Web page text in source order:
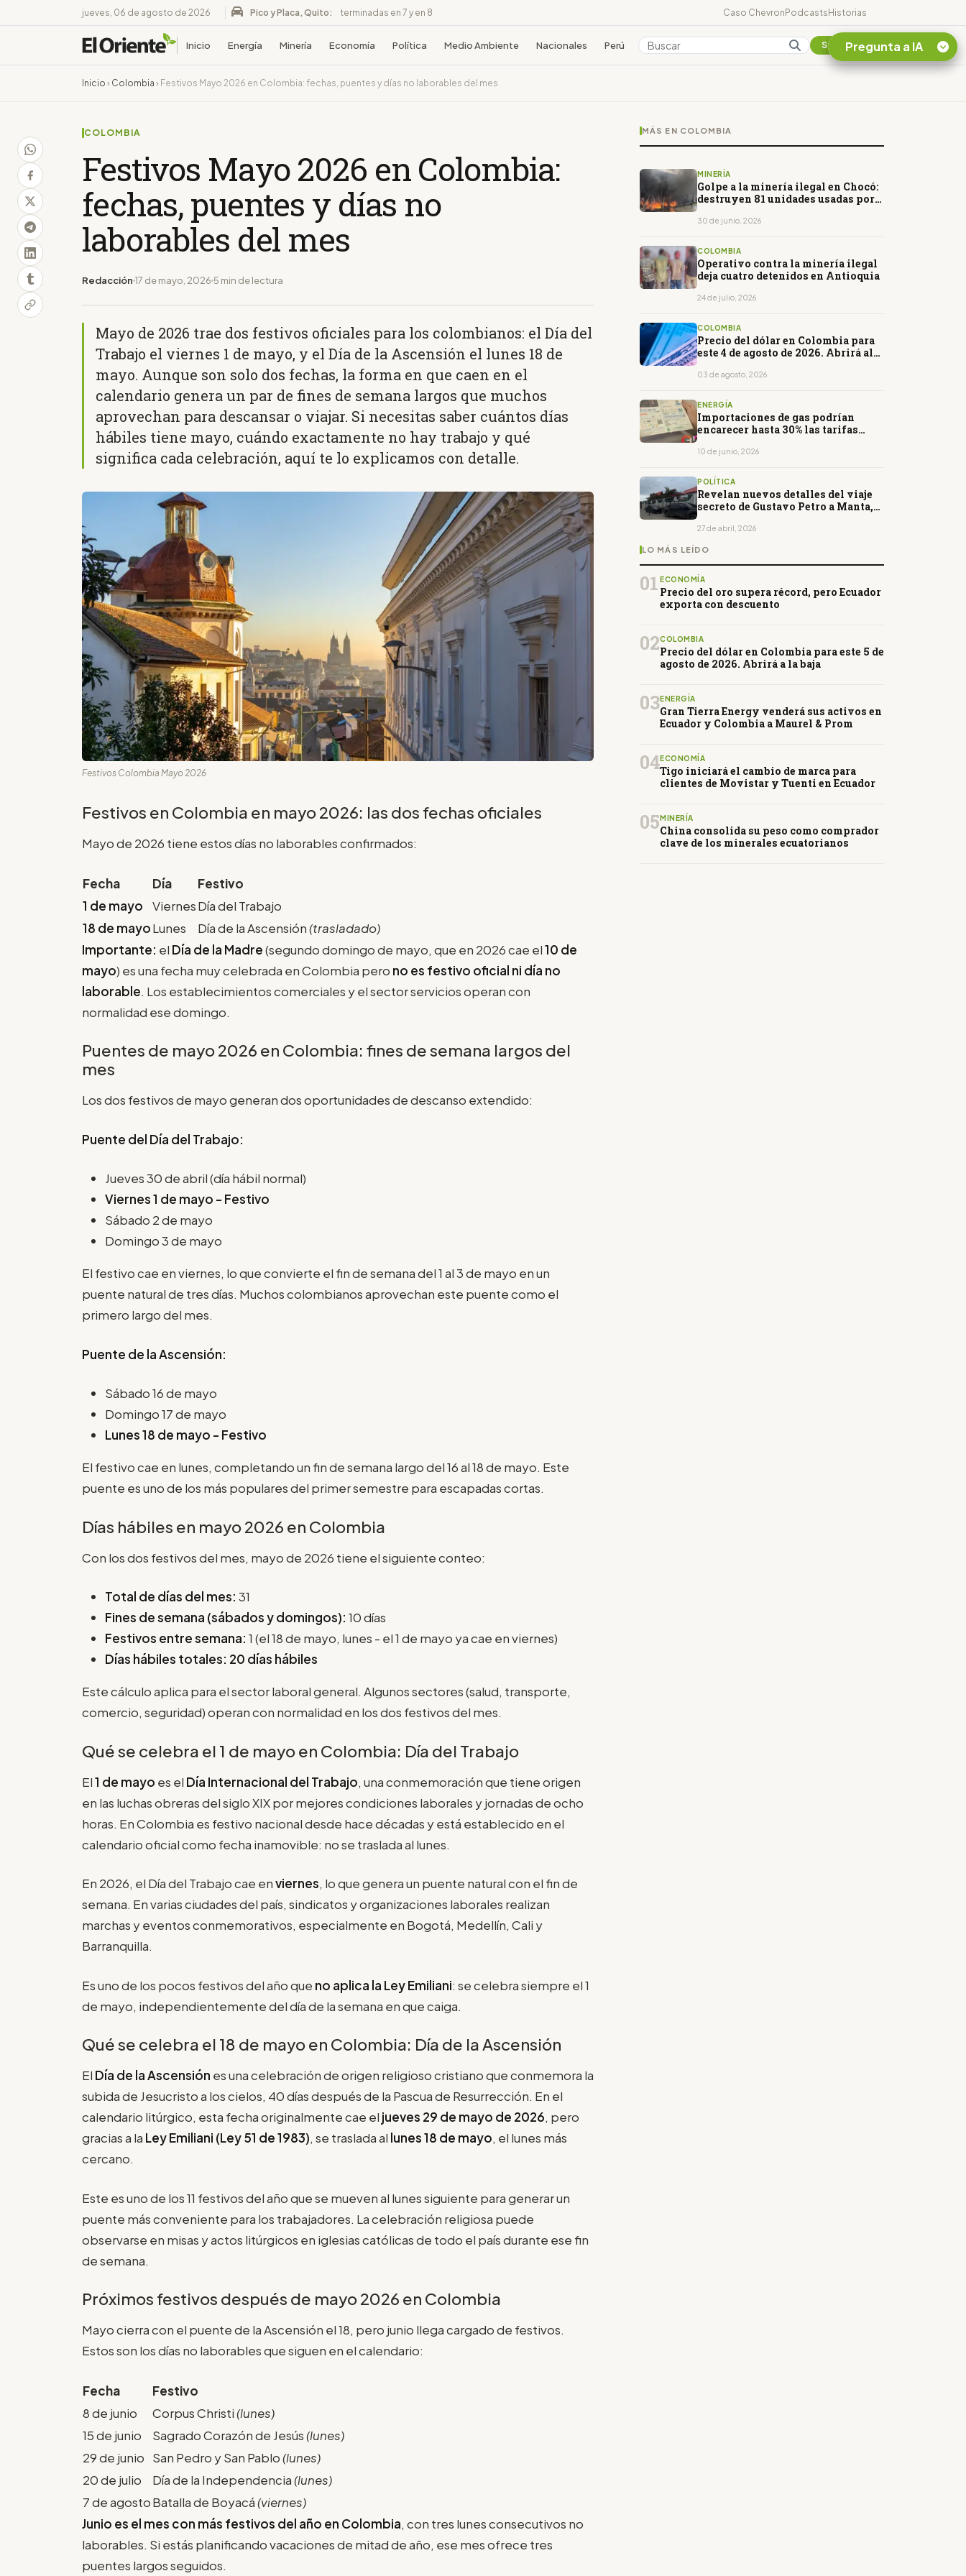
jueves, 06 de agosto de 2026 Pico y Placa, Quito: terminadas en 7 y en 8 Caso ChevronPodcastsHistorias
Inicio Energía Minería Economía Política Medio Ambiente Nacionales Perú Colombia Suscribirse
Inicio › Colombia › Festivos Mayo 2026 en Colombia: fechas, puentes y días no laborables del mes
COLOMBIA
Festivos Mayo 2026 en Colombia:
fechas, puentes y días no
laborables del mes
Redacción 17 de mayo, 2026 5 min de lectura
Mayo de 2026 trae dos festivos oficiales para los colombianos: el Día del
Trabajo el viernes 1 de mayo, y el Día de la Ascensión el lunes 18 de
mayo. Aunque son solo dos fechas, la forma en que caen en el
calendario genera un par de fines de semana largos que muchos
aprovechan para descansar o viajar. Si necesitas saber cuántos días
hábiles tiene mayo, cuándo exactamente no hay trabajo y qué
significa cada celebración, aquí te lo explicamos con detalle.
Festivos Colombia Mayo 2026
Festivos en Colombia en mayo 2026: las dos fechas oficiales
Mayo de 2026 tiene estos días no laborables confirmados:
Fecha Día
Festivo
1 de mayo
ViernesDía del Trabajo
18 de mayoLunes Día de la Ascensión(trasladado)
Importante: el Día de la Madre(segundo domingo de mayo, que en 2026 cae el10 de
mayo) es una fecha muy celebrada en Colombia pero no es festivo oficial ni día no
laborable. Los establecimientos comerciales y el sector servicios operan con
normalidad ese domingo.
Puentes de mayo 2026 en Colombia: fines de semana largos del
mes
Los dos festivos de mayo generan dos oportunidades de descanso extendido:
Puente del Día del Trabajo:
Jueves 30 de abril (día hábil normal)
Viernes 1 de mayo - Festivo
Sábado 2 de mayo
Domingo 3 de mayo
El festivo cae en viernes, lo que convierte el fin de semana del 1 al 3 de mayo en un
puente natural de tres días. Muchos colombianos aprovechan este puente como el
primero largo del mes.
Puente de la Ascensión:
Sábado 16 de mayo
Domingo 17 de mayo
Lunes 18 de mayo - Festivo
El festivo cae en lunes, completando un fin de semana largo del 16 al 18 de mayo. Este
puente es uno de los más populares del primer semestre para escapadas cortas.
Días hábiles en mayo 2026 en Colombia
Con los dos festivos del mes, mayo de 2026 tiene el siguiente conteo:
Total de días del mes: 31
Fines de semana (sábados y domingos): 10 días
Festivos entre semana: 1 (el 18 de mayo, lunes - el 1 de mayo ya cae en viernes)
Días hábiles totales: 20 días hábiles
Este cálculo aplica para el sector laboral general. Algunos sectores (salud, transporte,
comercio, seguridad) operan con normalidad en los dos festivos del mes.
Qué se celebra el 1 de mayo en Colombia: Día del Trabajo
El1 de mayo es el Día Internacional del Trabajo, una conmemoración que tiene origen
en las luchas obreras del siglo XIX por mejores condiciones laborales y jornadas de ocho
horas. En Colombia es festivo nacional desde hace décadas y está establecido en el
calendario oficial como fecha inamovible: no se traslada al lunes.
En 2026, el Día del Trabajo cae enviernes, lo que genera un puente natural con el fin de
semana. En varias ciudades del país, sindicatos y organizaciones laborales realizan
marchas y eventos conmemorativos, especialmente en Bogotá, Medellín, Cali y
Barranquilla.
Es uno de los pocos festivos del año que no aplica la Ley Emiliani: se celebra siempre el 1
de mayo, independientemente del día de la semana en que caiga.
Qué se celebra el 18 de mayo en Colombia: Día de la Ascensión
El Día de la Ascensión es una celebración de origen religioso cristiano que conmemora la
subida de Jesucristo a los cielos, 40 días después de la Pascua de Resurrección. En el
calendario litúrgico, esta fecha originalmente cae el jueves 29 de mayo de 2026, pero
gracias a la Ley Emiliani (Ley 51 de 1983), se traslada al lunes 18 de mayo, el lunes más
cercano.
Este es uno de los 11 festivos del año que se mueven al lunes siguiente para generar un
puente más conveniente para los trabajadores. La celebración religiosa puede
observarse en misas y actos litúrgicos en iglesias católicas de todo el país durante ese fin
de semana.
Próximos festivos después de mayo 2026 en Colombia
Mayo cierra con el puente de la Ascensión el 18, pero junio llega cargado de festivos.
Estos son los días no laborables que siguen en el calendario:
Fecha
Festivo
8 de junio
Corpus Christi(lunes)
15 de junio
Sagrado Corazón de Jesús(lunes)
29 de junio San Pedro y San Pablo(lunes)
20 de julio
Día de la Independencia(lunes)
7 de agostoBatalla de Boyacá(viernes)
Junio es el mes con más festivos del año en Colombia, con tres lunes consecutivos no
laborables. Si estás planificando vacaciones de mitad de año, ese mes ofrece tres
puentes largos seguidos.
MÁS EN COLOMBIA
MINERÍA
Golpe a la minería ilegal en Chocó:
destruyen 81 unidades usadas por
30 de junio, 2026
COLOMBIA
Operativo contra la minería ilegal
deja cuatro detenidos en Antioquia
24 de julio, 2026
COLOMBIA
Precio del dólar en Colombia para
este 4 de agosto de 2026. Abrirá al
03 de agosto, 2026
ENERGÍA
Importaciones de gas podrían
encarecer hasta 30% las tarifas
10 de junio, 2026
POLÍTICA
Revelan nuevos detalles del viaje
secreto de Gustavo Petro a Manta,
27 de abril, 2026
LO MÁS LEÍDO
01 ECONOMÍA
Precio del oro supera récord, pero Ecuador
exporta con descuento
02COLOMBIA
Precio del dólar en Colombia para este 5 de
agosto de 2026. Abrirá a la baja
03ENERGÍA
Gran Tierra Energy venderá sus activos en
Ecuador y Colombia a Maurel & Prom
04ECONOMÍA
Tigo iniciará el cambio de marca para
clientes de Movistar y Tuenti en Ecuador
05 MINERÍA
China consolida su peso como comprador
clave de los minerales ecuatorianos
Pregunta a IA
¿En que consiste la